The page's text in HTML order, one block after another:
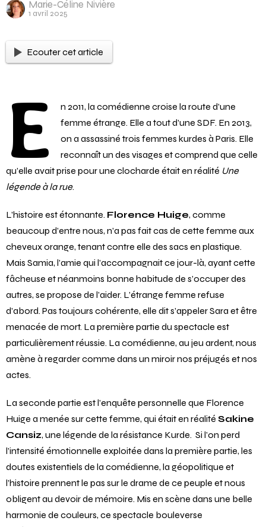
Marie-Céline Nivière
1 avril 2025
Ecouter cet article
E
n 2011, la comédienne croise la route d’une
femme étrange. Elle a tout d’une SDF. En 2013,
on a assassiné trois femmes kurdes à Paris. Elle
reconnaît un des visages et comprend que celle
qu’elle avait prise pour une clocharde était en réalité Une
légende à la rue.
L’histoire est étonnante. Florence Huige, comme
beaucoup d’entre nous, n’a pas fait cas de cette femme aux
cheveux orange, tenant contre elle des sacs en plastique.
Mais Samia, l’amie qui l’accompagnait ce jour-là, ayant cette
fâcheuse et néanmoins bonne habitude de s’occuper des
autres, se propose de l’aider. L’étrange femme refuse
d’abord. Pas toujours cohérente, elle dit s’appeler Sara et être
menacée de mort. La première partie du spectacle est
particulièrement réussie. La comédienne, au jeu ardent, nous
amène à regarder comme dans un miroir nos préjugés et nos
actes.
La seconde partie est l’enquête personnelle que Florence
Huige a menée sur cette femme, qui était en réalité Sakine
Cansiz, une légende de la résistance Kurde. Si l’on perd
l’intensité émotionnelle exploitée dans la première partie, les
doutes existentiels de la comédienne, la géopolitique et
l’histoire prennent le pas sur le drame de ce peuple et nous
obligent au devoir de mémoire. Mis en scène dans une belle
harmonie de couleurs, ce spectacle bouleverse